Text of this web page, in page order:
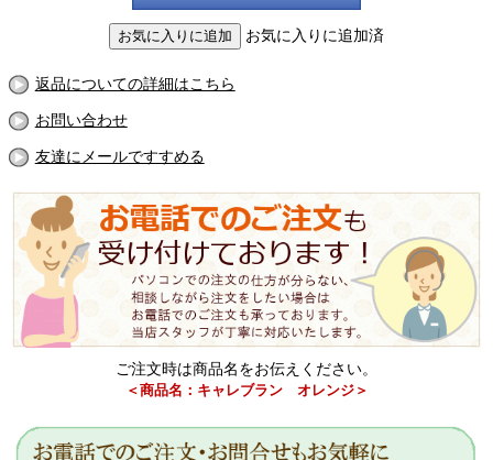
お気に入りに追加済
返品についての詳細はこちら
お問い合わせ
友達にメールですすめる
ご注文時は商品名をお伝えください。
＜商品名：キャレブラン オレンジ＞